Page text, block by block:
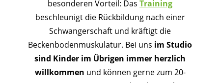
besonderen Vorteil: Das Training
beschleunigt die Rückbildung nach einer
Schwangerschaft und kräftigt die
Beckenbodenmuskulatur. Bei uns im Studio
sind Kinder im Übrigen immer herzlich
willkommen und können gerne zum 20-